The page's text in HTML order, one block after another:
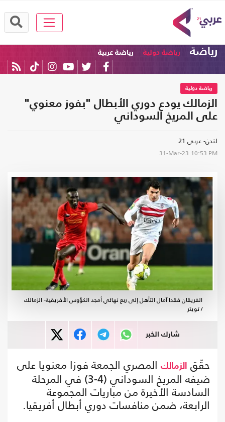
رياضة رياضة دولية رياضة عربية
رياضة دولية
الزمالك يودع دوري الأبطال "بفوز معنوي"
على المريخ السوداني
لندن- عربي 21
31-Mar-23 10:53 PM
الفريقان فقدا آمال التأهل إلى ربع نهائي أمجد الكؤوس الأفريقية- الزمالك
/ تويتر
شارك الخبر
حقّق الزمالك المصري الجمعة فوزا معنويا على
ضيفه المريخ السوداني (4-3) في المرحلة
السادسة الأخيرة من مباريات المجموعة
الرابعة، ضمن منافسات دوري أبطال أفريقيا.